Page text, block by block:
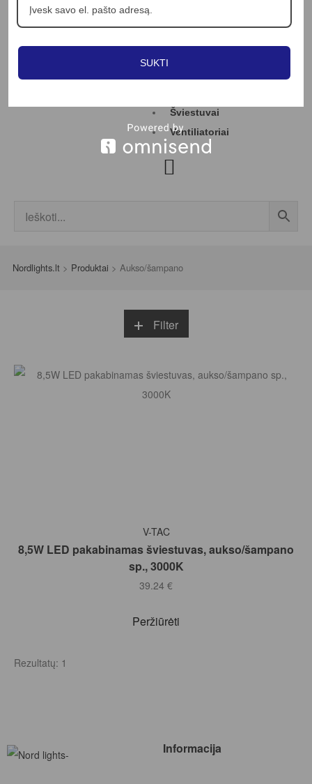
Šviestuvai
Ventiliatoriai
Nordlights.lt > Produktai > Aukso/šampano
Filter
Į KREPŠELĮ
V-TAC
8,5W LED pakabinamas šviestuvas, aukso/šampano
sp., 3000K
39.24 €
Peržiūrėti
Rezultatų: 1
Informacija
SUKTI